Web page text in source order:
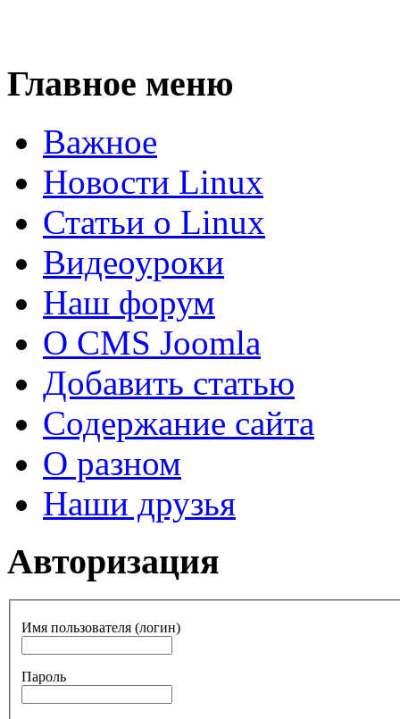
Главное меню
Важное
Новости Linux
Статьи о Linux
Видеоуроки
Наш форум
О CMS Joomla
Добавить статью
Содержание сайта
О разном
Наши друзья
Авторизация
Имя пользователя (логин)
Пароль